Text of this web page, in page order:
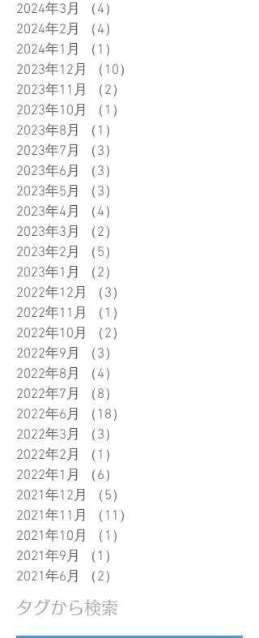
2024年3月
（4）
2024年2月
（4）
2024年1月
（1）
2023年12月
（10）
2023年11月
（2）
2023年10月
（1）
2023年8月
（1）
2023年7月
（3）
2023年6月
（3）
2023年5月
（3）
2023年4月
（4）
2023年3月
（2）
2023年2月
（5）
2023年1月
（2）
2022年12月
（3）
2022年11月
（1）
2022年10月
（2）
2022年9月
（3）
2022年8月
（4）
2022年7月
（8）
2022年6月
（18）
2022年3月
（3）
2022年2月
（1）
2022年1月
（6）
2021年12月
（5）
2021年11月
（11）
2021年10月
（1）
2021年9月
（1）
2021年6月
（2）
タグから検索